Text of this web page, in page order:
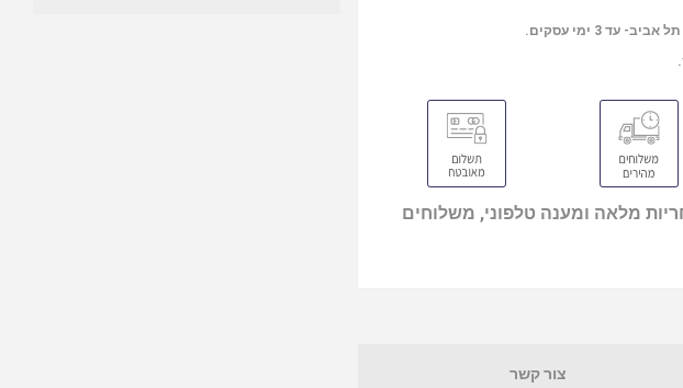
מלאה ומענה טלפוני, משלוחים
צור קשר